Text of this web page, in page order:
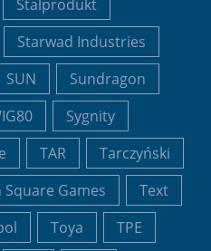
Stalprodukt
Starwad Industries
SUN
Sundragon
Sygnity
TAR
Tarczyński
Square Games
Text
Toya
TPE